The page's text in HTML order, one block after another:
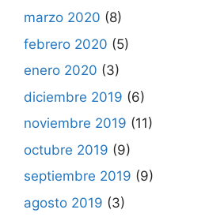
marzo 2020 (8)
febrero 2020 (5)
enero 2020 (3)
diciembre 2019 (6)
noviembre 2019 (11)
octubre 2019 (9)
septiembre 2019 (9)
agosto 2019 (3)